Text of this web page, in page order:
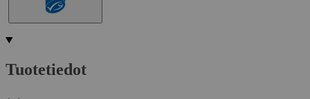
Tuotetiedot